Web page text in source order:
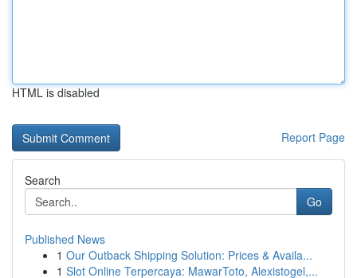
HTML is disabled
Report Page
Search
Go
Published News
1 Our Outback Shipping Solution: Prices & Availa...
1 Slot Online Terpercaya: MawarToto, Alexistogel,...